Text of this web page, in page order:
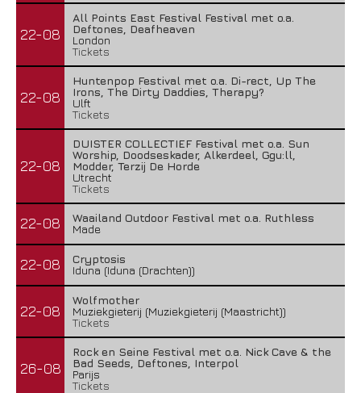
22-08
All Points East Festival Festival met o.a.
Deftones, Deafheaven
London
Tickets
22-08
Huntenpop Festival met o.a. Di-rect, Up The
Irons, The Dirty Daddies, Therapy?
Ulft
Tickets
22-08
DUISTER COLLECTIEF Festival met o.a. Sun
Worship, Doodseskader, Alkerdeel, Ggu:ll,
Modder, Terzij De Horde
Utrecht
Tickets
22-08
Waailand Outdoor Festival met o.a. Ruthless
Made
22-08
Cryptosis
Iduna (Iduna (Drachten))
22-08
Wolfmother
Muziekgieterij (Muziekgieterij (Maastricht))
Tickets
26-08
Rock en Seine Festival met o.a. Nick Cave & the
Bad Seeds, Deftones, Interpol
Parijs
Tickets